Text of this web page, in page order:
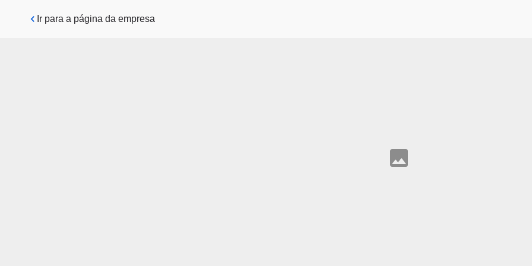
Pular para o conteúdo principal
Ir para a página da empresa